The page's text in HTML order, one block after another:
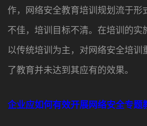
作，网络安全教育培训规划流于形
不佳，培训目标不清。在培训的实
以传统培训为主，对网络安全培训
了教育并未达到其应有的效果。
企业应如何有效开展网络安全专题